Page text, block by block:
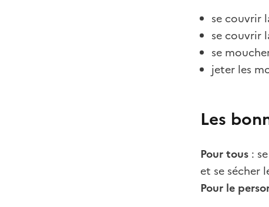
se couvrir
se couvrir
se
jeter les
Les
Pour tous :
et se sécher
Pour le